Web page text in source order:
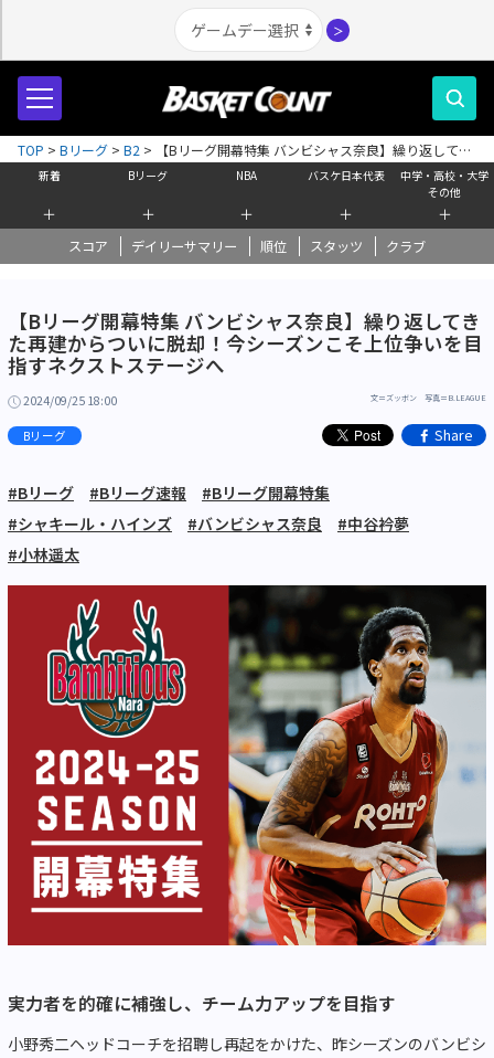
＞
新着
＋
Bリーグ
＋
NBA
＋
バスケ日本代表
＋
中学・高校・大学
その他
＋
スコア デイリーサマリー 順位 スタッツ クラブ
TOP > Bリーグ > B2 >
【Bリーグ開幕特集 バンビシャス奈良】繰り返してき
た再建からついに脱却！今シーズンこそ上位争いを目指すネクストステージ
【Bリーグ開幕特集 バンビシャス奈良】繰り返してき
た再建からついに脱却！今シーズンこそ上位争いを目
指すネクストステージへ
2024/09/25 18:00 文＝ズッボン 写真＝B.LEAGUE
Bリーグ Share
#Bリーグ #Bリーグ速報
#Bリーグ開幕特集
#シャキール・ハインズ
#バンビシャス奈良
#中谷衿夢
#小林遥太
実力者を的確に補強し、チーム力アップを目指す
小野秀二ヘッドコーチを招聘し再起をかけた、昨シーズンのバンビシ